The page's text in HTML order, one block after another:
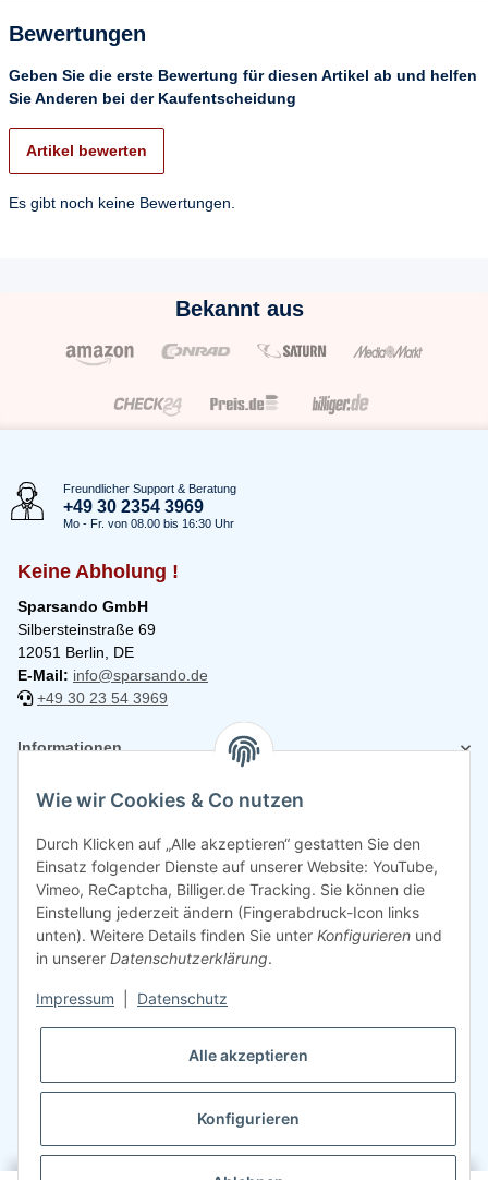
Bewertungen
Geben Sie die erste Bewertung für diesen Artikel ab und helfen
Sie Anderen bei der Kaufentscheidung
Artikel bewerten
Es gibt noch keine Bewertungen.
Bekannt aus
Freundlicher Support & Beratung
+49 30 2354 3969
Mo - Fr. von 08.00 bis 16:30 Uhr
Keine Abholung !
Sparsando GmbH
Silbersteinstraße 69
12051 Berlin, DE
E-Mail: info@sparsando.de
+49 30 23 54 3969
Informationen
Rechtliches
©2026Sparsando GmbHWebdesign mit ❤️ von LIST & SELL GmbH
Wie wir Cookies & Co nutzen
Durch Klicken auf „Alle akzeptieren“ gestatten Sie den
Einsatz folgender Dienste auf unserer Website: YouTube,
Vimeo, ReCaptcha, Billiger.de Tracking. Sie können die
Einstellung jederzeit ändern (Fingerabdruck-Icon links
unten). Weitere Details finden Sie unter Konfigurieren und
in unserer Datenschutzerklärung.
Impressum Datenschutz
Alle akzeptieren
Konfigurieren